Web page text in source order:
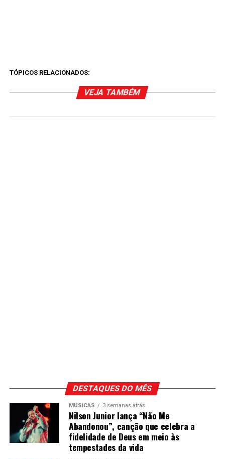
TÓPICOS RELACIONADOS:
VEJA TAMBÉM
DESTAQUES DO MÊS
MÚSICAS 3 semanas atrás
Nilson Junior lança “Não Me
Abandonou”, canção que celebra a
fidelidade de Deus em meio às
tempestades da vida